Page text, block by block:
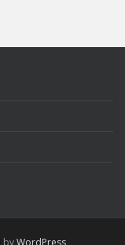
byWordPress